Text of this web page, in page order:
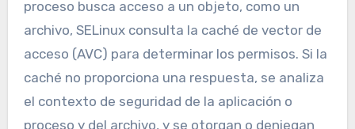
proceso busca acceso a un objeto, como un
archivo, SELinux consulta la caché de vector de
acceso (AVC) para determinar los permisos. Si la
caché no proporciona una respuesta, se analiza
el contexto de seguridad de la aplicación o
proceso y del archivo, y se otorgan o deniegan